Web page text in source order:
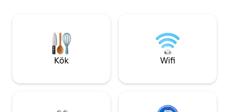
för en familj på 3. Självincheckning
tillhandahålls.
Kök Wifi